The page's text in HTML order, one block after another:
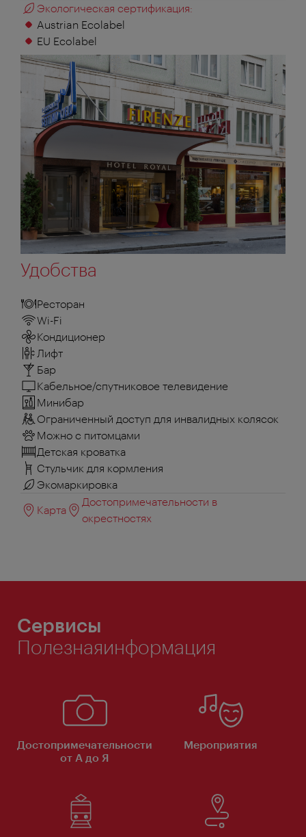
Экологическая сертификация:
Austrian Ecolabel
EU Ecolabel
Удобства
Ресторан
Wi-Fi
Кондиционер
Лифт
Бар
Кабельное/спутниковое телевидение
Минибар
Ограниченный доступ для инвалидных колясок
Можно с питомцами
Детская кроватка
Стульчик для кормления
Экомаркировка
Карта
Достопримечательности в
окрестностях
Сервисы
Полезнаяинформация
Достопримечательности
от А до Я
Мероприятия